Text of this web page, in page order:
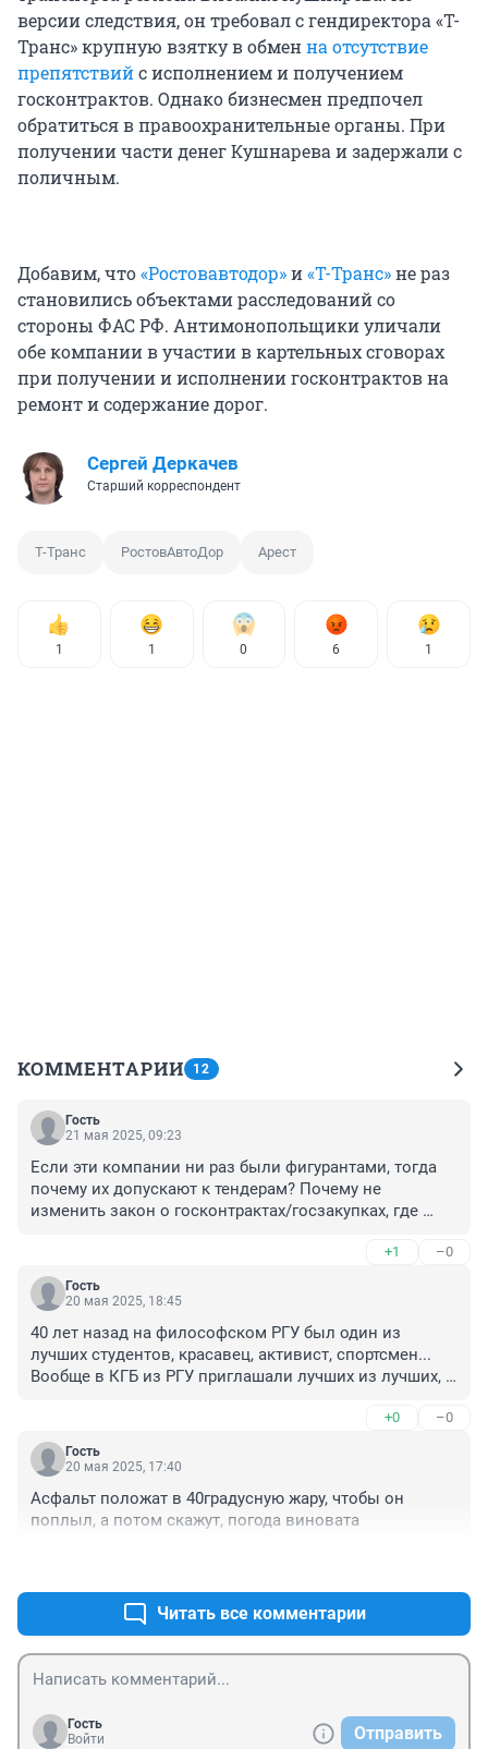
версии следствия, он требовал с гендиректора «Т-
Транс» крупную взятку в обменна отсутствие
препятствийс исполнением и получением
госконтрактов. Однако бизнесмен предпочел
обратиться в правоохранительные органы. При
получении части денег Кушнарева и задержали с
поличным.
Добавим, что«Ростовавтодор»и«Т-Транс»не раз
становились объектами расследований со
стороны ФАС РФ. Антимонопольщики уличали
обе компании в участии в картельных сговорах
при получении и исполнении госконтрактов на
ремонт и содержание дорог.
Сергей Деркачев
Старший корреспондент
Т-Транс РостовАвтоДор Арест
1 1 0 6 1
КОММЕНТАРИИ 12
Гость
21 мая 2025, 09:23
Если эти компании ни раз были фигурантами, тогда
почему их допускают к тендерам? Почему не
изменить закон о госконтрактах/госзакупках, где
участвовать... тогда ситуация немного улучшится
+1 –0
Гость
20 мая 2025, 18:45
40 лет назад на философском РГУ был один из
лучших студентов, красавец, активист, спортсмен...
Вообще в КГБ из РГУ приглашали лучших из лучших,
+0 –0
Гость
20 мая 2025, 17:40
Асфальт положат в 40градусную жару, чтобы он
поплыл, а потом скажут, погода виновата
Читать все комментарии
Гость
Войти
Отправить